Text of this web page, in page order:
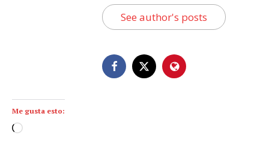
See author's posts
Me gusta esto:
C